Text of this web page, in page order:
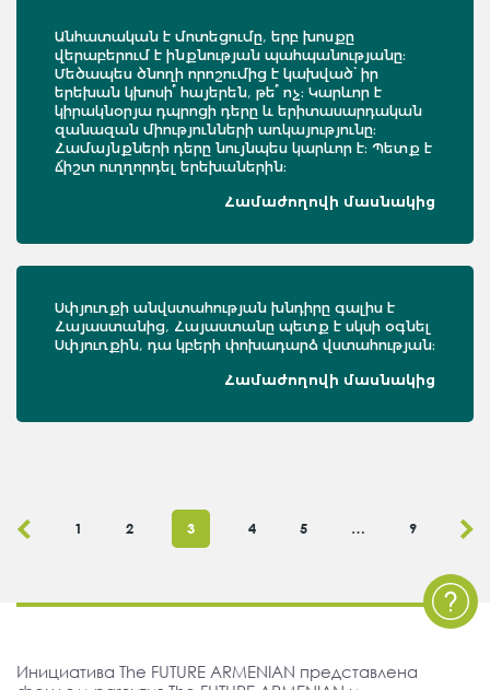
Անհատական է մոտեցումը, երբ խոսքը
վերաբերում է ինքնության պահպանությանը։
Մեծապես ծնողի որոշումից է կախված՝ իր
երեխան կխոսի՞ հայերեն, թե՞ ոչ։ Կարևոր է
կիրակնօրյա դպրոցի դերը և երիտասարդական
զանազան միությունների առկայությունը։
Համայնքների դերը նույնպես կարևոր է։ Պետք է
ճիշտ ուղղորդել երեխաներին։
Համաժողովի մասնակից
Սփյուռքի անվստահության խնդիրը գալիս է
Հայաստանից, Հայաստանը պետք է սկսի օգնել
Սփյուռքին, դա կբերի փոխադարձ վստահության։
Համաժողովի մասնակից
1 2 3 4 5 … 9
Инициатива The FUTURE ARMENIAN представлена